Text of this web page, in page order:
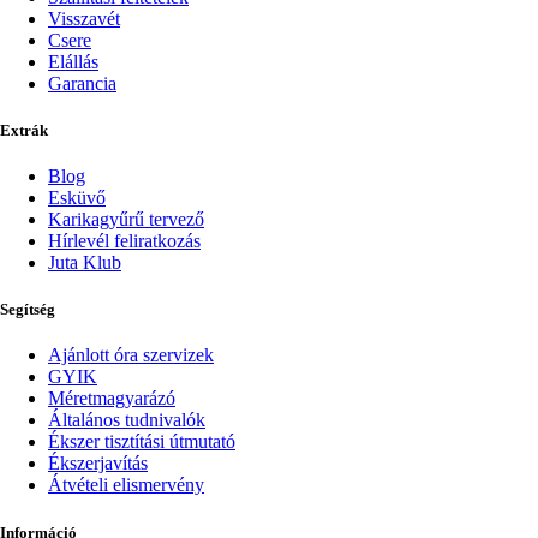
Visszavét
Csere
Elállás
Garancia
Extrák
Blog
Esküvő
Karikagyűrű tervező
Hírlevél feliratkozás
Juta Klub
Segítség
Ajánlott óra szervizek
GYIK
Méretmagyarázó
Általános tudnivalók
Ékszer tisztítási útmutató
Ékszerjavítás
Átvételi elismervény
Információ